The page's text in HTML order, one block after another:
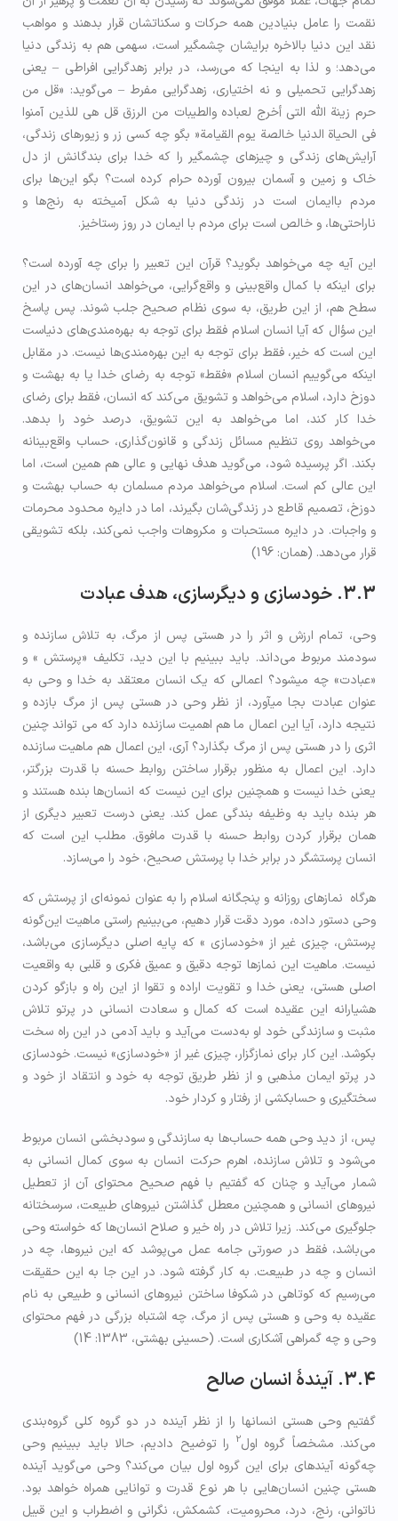
نقمت را عامل بنیادین همه حرکات و سکناتشان قرار بدهند و مواهب
نقد این دنیا بالاخره برایشان چشمگیر است، سهمی هم به زندگی دنیا
می‌دهد؛ و لذا به اینجا که می‌رسد، در برابر زهدگرایی افراطی – یعنی
زهدگرایی تحمیلی و نه اختیاری، زهدگرایی مفرط – می‌گوید: «قل من
حرم زينة الله التي أخرج لعباده والطيبات من الرزق قل هي للذين آمنوا
في الحياة الدنيا خالصة يوم القيامة« بگو چه کسی زر و زیورهای زندگی،
آرایش‌های زندگی و چیزهای چشمگیر را که خدا برای بندگانش از دل
خاك و زمین و آسمان بیرون آورده حرام کرده است؟ بگو این‌ها برای
مردم باایمان است در زندگی دنیا به شکل آمیخته به رنج‌ها و
ناراحتی‌ها، و خالص است برای مردم با ایمان در روز رستاخیز.
این آیه چه می‌خواهد بگوید؟ قرآن این تعبیر را برای چه آورده است؟
برای اینکه با کمال واقع‌بینی و واقع‌گرایی، می‌خواهد انسان‌های در این
سطح هم، از این طریق، به سوی نظام صحیح جلب شوند. پس پاسخ
این سؤال که آیا انسان اسلام فقط برای توجه به بهره‌مندی‌های دنیاست
این است که خیر، فقط برای توجه به این بهره‌مندی‌ها نیست. در مقابل
اینکه می‌گوییم انسان اسلام «فقط» توجه به رضای خدا یا به بهشت و
دوزخ دارد، اسلام می‌خواهد و تشویق می‌کند که انسان، فقط برای رضای
خدا کار کند، اما می‌خواهد به این تشویق، درصد خود را بدهد.
می‌خواهد روی تنظیم مسائل زندگی و قانون‌گذاری، حساب واقع‌بینانه
بکند. اگر پرسیده شود، می‌گوید هدف نهایی و عالی هم همین است، اما
این عالی کم است. اسلام می‌خواهد مردم مسلمان به حساب بهشت و
دوزخ، تصمیم قاطع در زندگی‌شان بگیرند، اما در دایره محدود محرمات
و واجبات. در دایره مستحبات و مکروهات واجب نمی‌کند، بلکه تشویقی
قرار می‌دهد. (همان: 196)
3.3. خودسازی و دیگرسازی، هدف عبادت
وحی، تمام ارزش و اثر را در هستی پس از مرگ، به تلاش سازنده و
سودمند مربوط می‌داند. باید ببینیم با این دید، تکلیف «پرستش » و
«عبادت» چه می­شود؟ اعمالی که یک انسان معتقد به خدا و وحی به
عنوان عبادت بجا می­آورد، از نظر وحی در هستی پس از مرگ بازده و
نتیجه دارد، آیا این اعمال ما هم اهمیت سازنده دارد که می تواند چنین
اثری را در هستی پس از مرگ بگذارد؟ آری، این اعمال هم ماهیت سازنده
دارد. این اعمال به منظور برقرار ساختن روابط حسنه با قدرت بزرگتر،
يعنی خدا نیست و همچنین برای این نیست که انسان‌ها بنده هستند و
هر بنده باید به وظیفه بندگی عمل کند. یعنی درست تعبیر دیگری از
همان برقرار کردن روابط حسنه با قدرت مافوق. مطلب این است که
انسان پرستشگر در برابر خدا با پرستش صحیح، خود را می‌سازد.
هرگاه نمازهای روزانه و پنجگانه اسلام را به عنوان نمونه‌ای از پرستش که
وحی دستور داده، مورد دقت قرار دهیم، می‌بینیم راستی ماهیت این‌گونه
پرستش، چیزی غیر از «خودسازی » که پایه اصلی دیگرسازی می‌باشد،
نیست. ماهیت این نمازها توجه دقیق و عمیق فکری و قلبی به واقعیت
اصلی هستی، یعنی خدا و تقویت اراده و تقوا از این راه و بازگو کردن
هشیارانه این عقیده است که کمال و سعادت انسانی در پرتو تلاش
مثبت و سازندگی خود او به‌دست می‌آید و باید آدمی در این راه سخت
بکوشد. این کار برای نمازگزار، چیزی غیر از «خودسازی» نیست. خودسازی
در پرتو ایمان مذهبی و از نظر طریق توجه به خود و انتقاد از خود و
سختگیری و حسابکشی از رفتار و کردار خود.
پس، از دید وحی همه حساب‌ها به سازندگی و سودبخشی انسان مربوط
می‌شود و تلاش سازنده، اهرم حرکت انسان به سوی کمال انسانی به
شمار می‌آید و چنان که گفتیم با فهم صحیح محتوای آن از تعطیل
نیروهای انسانی و همچنين معطل گذاشتن نیروهای طبیعت، سرسختانه
جلوگیری می‌کند. زیرا تلاش در راه خیر و صلاح انسان‌ها که خواسته وحی
می‌باشد، فقط در صورتی جامه عمل می‌پوشد که این نیروها، چه در
انسان و چه در طبیعت. به کار گرفته شود. در این جا به این حقیقت
می‌رسیم که کوتاهی در شکوفا ساختن نیروهای انسانی و طبیعی به نام
عقیده به وحی و هستی پس از مرگ، چه اشتباه بزرگی در فهم محتوای
وحی و چه گمراهی آشكاری است. (حسینی بهشتی، 1383: 14)
3.4. آیندۀ انسان صالح
گفتیم وحی هستی انسان­ها را از نظر آینده در دو گروه کلی گروه‌بندی
می‌کند. مشخصاً گروه اول2 را توضیح دادیم، حالا باید ببینیم وحی
چه‌گونه آینده­ای برای این گروه اول بیان می‌کند؟ وحی می‌گوید آینده
هستی چنین انسان‌هایی با هر نوع قدرت و توانایی همراه خواهد بود.
ناتوانی، رنج، درد، محرومیت، کشمکش، نگرانی و اضطراب و این قبیل